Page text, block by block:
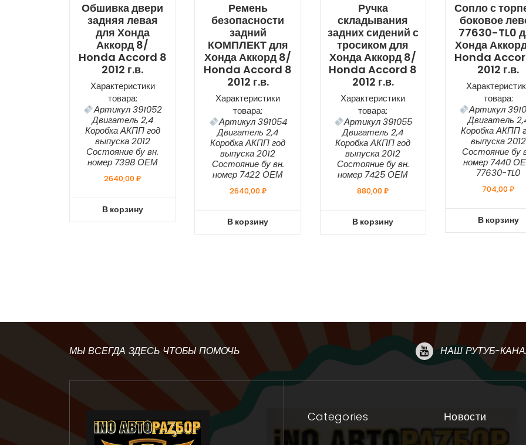
Обшивка двери
задняя левая
для Хонда
Аккорд 8/
Honda Accord 8
2012 г.в.
Характеристики
товара:
Артикул 391052
Двигатель 2,4
Коробка АКПП год
выпуска 2012
Состояние бу вн.
номер 7398 ОЕМ
2640,00₽
В корзину
Ремень
безопасности
задний
КОМПЛЕКТ для
Хонда Аккорд 8/
Honda Accord 8
2012 г.в.
Характеристики
товара:
Артикул 391054
Двигатель 2,4
Коробка АКПП год
выпуска 2012
Состояние бу вн.
номер 7422 ОЕМ
2640,00₽
В корзину
Ручка
складывания
задних сидений с
тросиком для
Хонда Аккорд 8/
Honda Accord 8
2012 г.в.
Характеристики
товара:
Артикул 391055
Двигатель 2,4
Коробка АКПП год
выпуска 2012
Состояние бу вн.
номер 7425 ОЕМ
880,00₽
В корзину
Сопло с
боковое
77630-TL0
Хонда
Honda
2012 г.в.
товара:
Артикул
Двигатель
Коробка АКПП
выпуска 2012
Состояние бу
номер 7440
77630-TL0
704,00₽
В корзину
МЫ ВСЕГДА ЗДЕСЬ ЧТОБЫ ПОМОЧЬ НАШ РУТУБ-
Categories Новости